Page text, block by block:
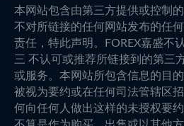
本网站包含由第三方提供或控制
不对所链接的任何网站发布的任
责任，特此声明。FOREX嘉盛不
三 不认可或推荐所链接到的第三
或服务。本网站所包含信息的目
被视为要约或在任何司法管辖区
何向任何人做出这样的未授权要